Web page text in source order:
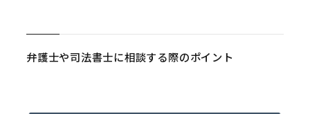
弁護士や司法書士に相談する際のポイント